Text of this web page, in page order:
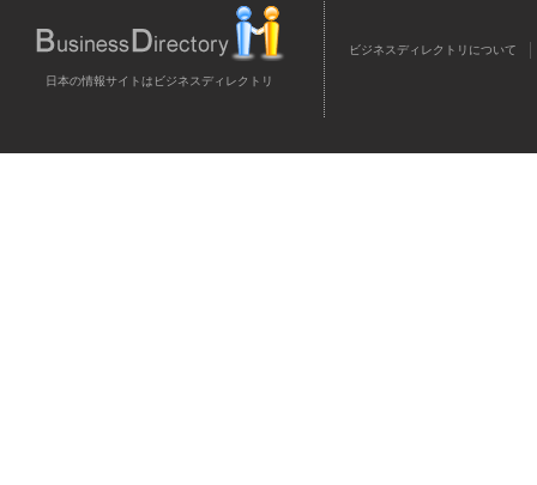
日本の情報サイトはビジネスディレクトリ
ビジネスディレクトリについて